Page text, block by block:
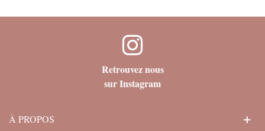
Retrouvez nous
sur Instagram
À PROPOS